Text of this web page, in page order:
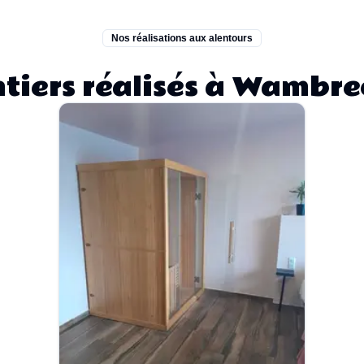
Nos réalisations aux alentours
réalisés à